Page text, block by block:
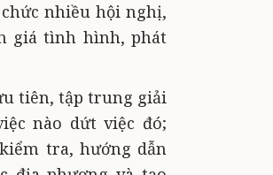
nhiều hội nghị,
giá tình hình, phát
tiên, tập trung giải
nào dứt việc đó;
tra, hướng dẫn